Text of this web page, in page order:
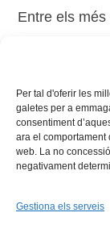
Per tal d'oferir les
galetes per a
consentiment
ara el
web. La no
negativament
Gestiona els serveis
Entre els
gestionar la